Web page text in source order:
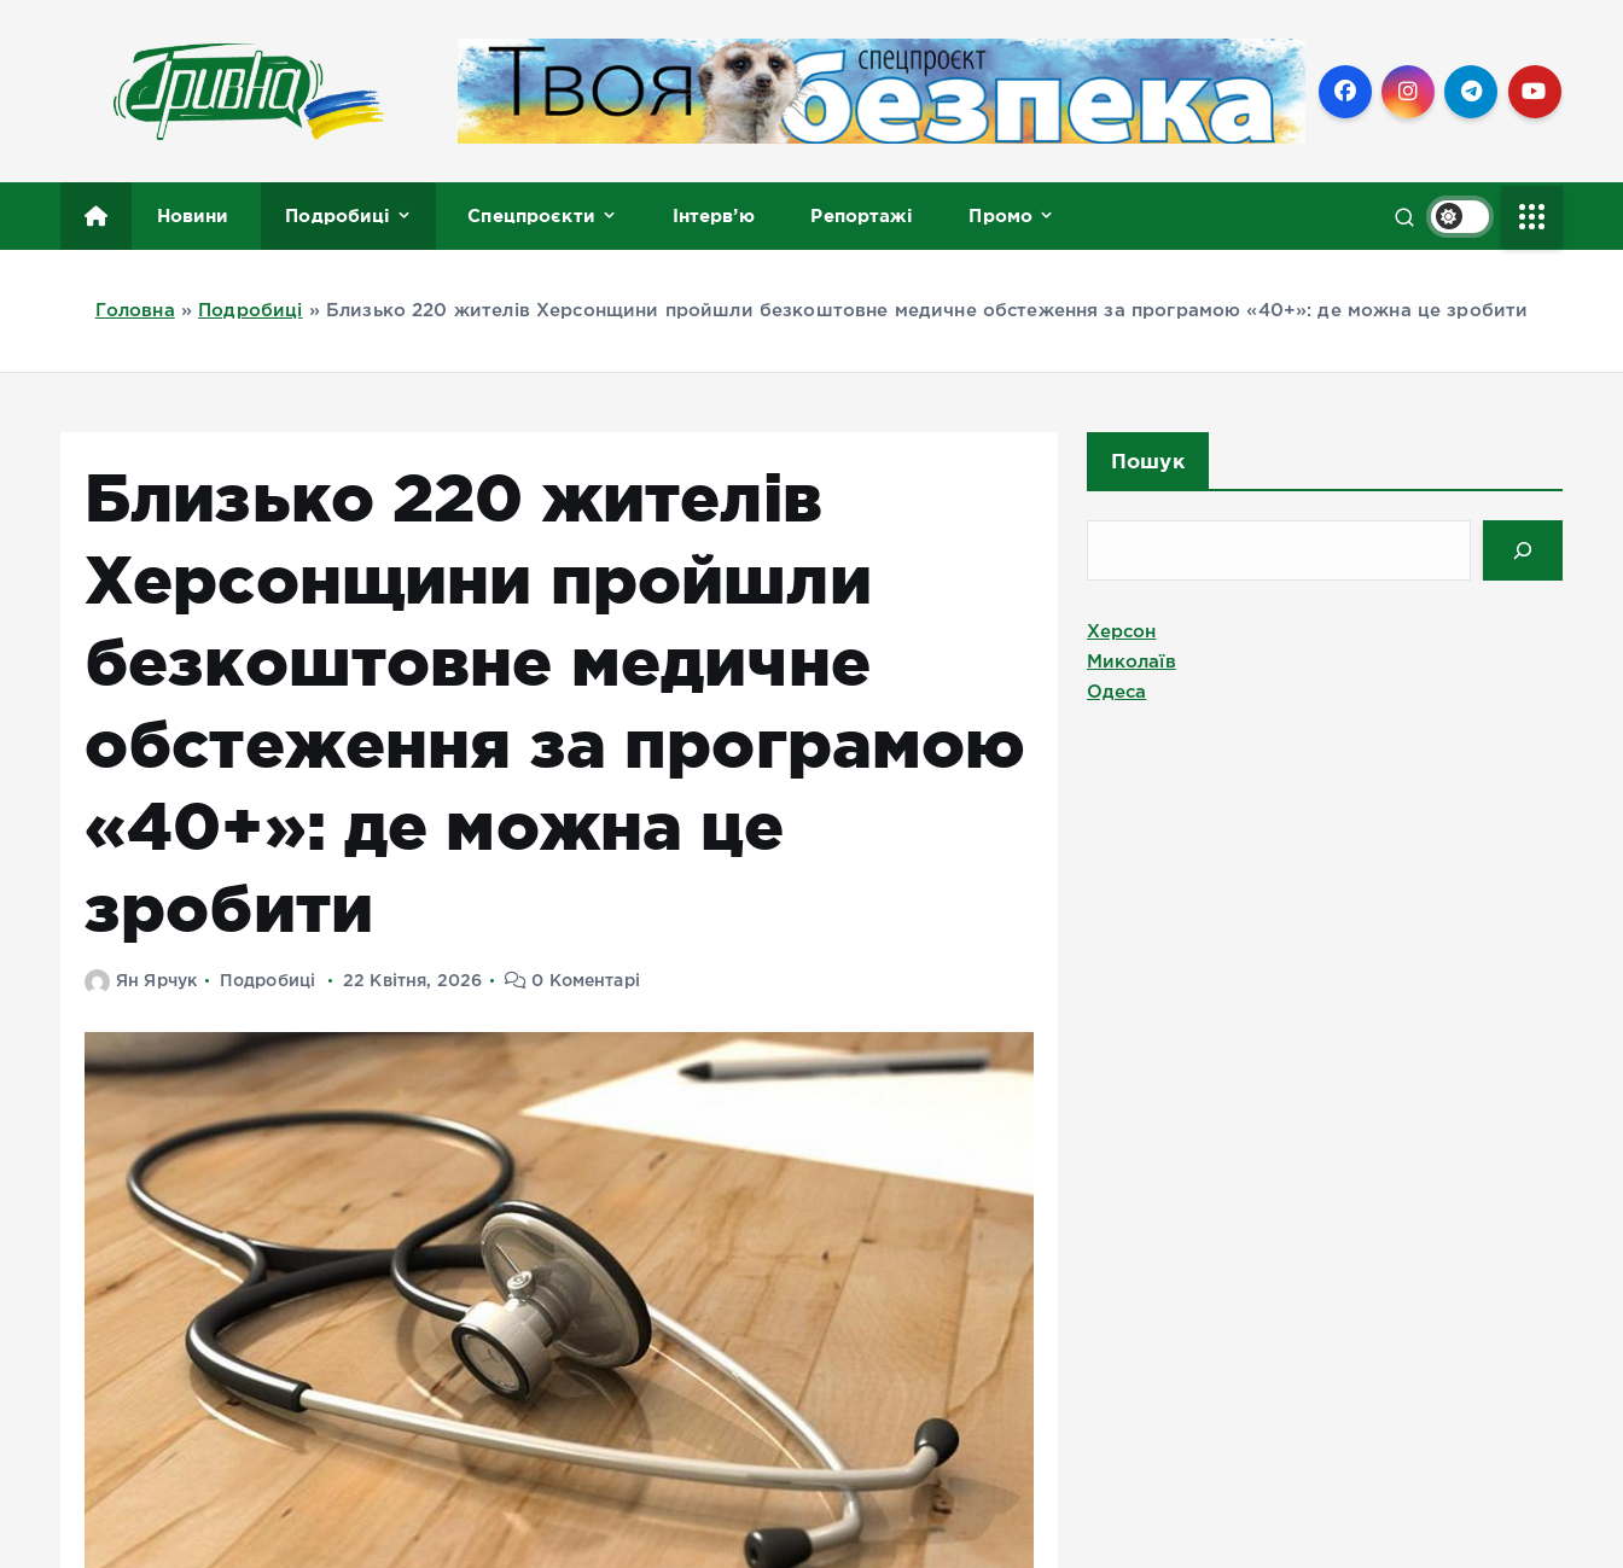
о
с
Новини Подробиці Спецпроєкти Інтерв’ю Репортажі Промо
Головна » Подробиці » Близько 220 жителів Херсонщини пройшли безкоштовне медичне обстеження за програмою «40+»: де можна це зробити
Близько 220 жителів
Херсонщини пройшли
безкоштовне медичне
обстеження за програмою
«40+»: де можна це
зробити
Ян Ярчук Подробиці 22 Квітня, 2026 0 Коментарі
Пошук
Херсон
Миколаїв
Одеса